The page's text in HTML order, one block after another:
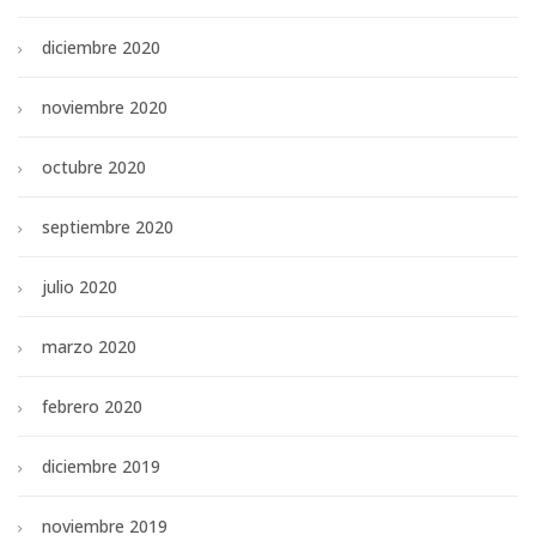
diciembre 2020
noviembre 2020
octubre 2020
septiembre 2020
julio 2020
marzo 2020
febrero 2020
diciembre 2019
noviembre 2019